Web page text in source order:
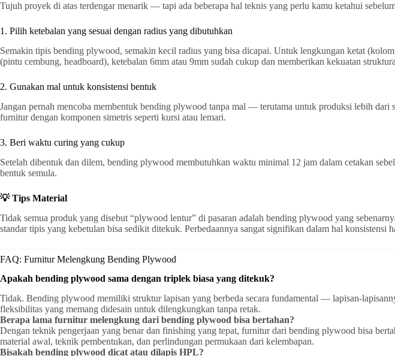
Tujuh proyek di atas terdengar menarik — tapi ada beberapa hal teknis yang perlu kamu ketahui
1. Pilih ketebalan yang sesuai dengan radius yang dibutuhkan
Semakin tipis bending plywood, semakin kecil radius yang bisa dicapai. Untuk lengkungan ketat
(pintu cembung, headboard), ketebalan 6mm atau 9mm sudah cukup dan memberikan kekuatan
2. Gunakan mal untuk konsistensi bentuk
Jangan pernah mencoba membentuk bending plywood tanpa mal — terutama untuk produksi lebih
furnitur dengan komponen simetris seperti kursi atau lemari.
3. Beri waktu curing yang cukup
Setelah dibentuk dan dilem, bending plywood membutuhkan waktu minimal 12 jam dalam cetakan
bentuk semula.
💡 Tips Material
Tidak semua produk yang disebut “plywood lentur” di pasaran adalah bending plywood yang
standar tipis yang kebetulan bisa sedikit ditekuk. Perbedaannya sangat signifikan dalam hal konsistensi
FAQ: Furnitur Melengkung Bending Plywood
Apakah bending plywood sama dengan triplek biasa yang ditekuk?
Tidak. Bending plywood memiliki struktur lapisan yang berbeda secara fundamental — lapisan-
fleksibilitas yang memang didesain untuk dilengkungkan tanpa retak.
Berapa lama furnitur melengkung dari bending plywood bisa bertahan?
Dengan teknik pengerjaan yang benar dan finishing yang tepat, furnitur dari bending plywood bisa
material awal, teknik pembentukan, dan perlindungan permukaan dari kelembapan.
Bisakah bending plywood dicat atau dilapis HPL?